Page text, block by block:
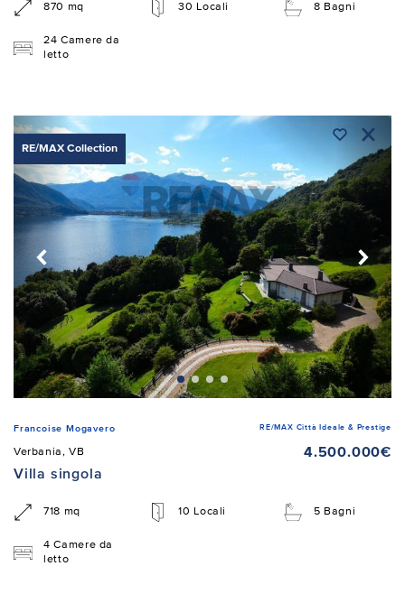
870 mq 30 Locali 8 Bagni
24 Camere da
letto
RE/MAX Collection
Francoise Mogavero RE/MAX Città Ideale & Prestige
Verbania, VB
4.500.000€
Villa singola
718 mq 10 Locali 5 Bagni
4 Camere da
letto